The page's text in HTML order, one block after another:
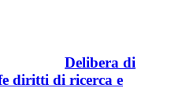
Delibera di
diritti di ricerca e